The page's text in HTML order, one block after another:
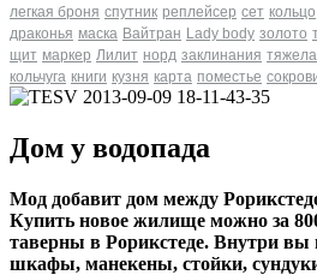
легкая броня спутник реплейсер сет кольцо
драконья маска Вайтран Lady body золото
щит маркер Лилит норд заклинания
кольчуга книги кузня карта поместье
Дом у водопада
Мод добавит дом между
Купить новое жилище можно за
таверны в Рорикстеде. Внутри вы
шкафы, манекены, стойки,